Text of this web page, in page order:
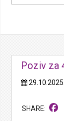
Poziv za
29.10.2025.